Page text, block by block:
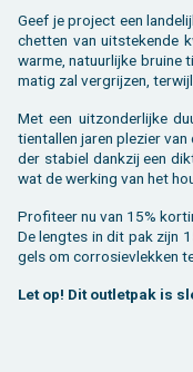
Geef je pro­ject een
chet­ten van uit­ste­ken­de
warme, na­tuur­lij­ke
ma­tig zal ver­grij­zen,
Met een uit­zon­der­lij­ke
tien­tal­len jaren ple­zier
der sta­biel dank­zij een
wat de wer­king van het
Pro­fi­teer nu van 15%
De leng­tes in dit pak zijn
gels om cor­ro­sie­vlek­ken
Let op! Dit out­let­pak is